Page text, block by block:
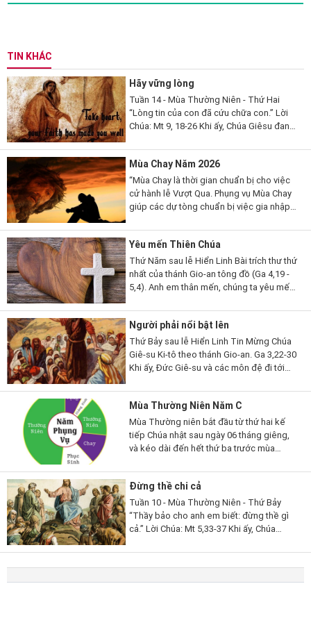
TIN KHÁC
Hãy vững lòng
Tuần 14 - Mùa Thường Niên - Thứ Hai
“Lòng tin của con đã cứu chữa con.” Lời
Chúa: Mt 9, 18-26 Khi ấy, Chúa Giêsu đang
mà thưa...
Mùa Chay Năm 2026
“Mùa Chay là thời gian chuẩn bị cho việc
cử hành lễ Vượt Qua. Phụng vụ Mùa Chay
giúp các dự tòng chuẩn bị việc gia nhập
Chay cũng là thời gian...
Yêu mến Thiên Chúa
Thứ Năm sau lễ Hiển Linh Bài trích thư thứ
nhất của thánh Gio-an tông đồ (Ga 4,19 -
5,4). Anh em thân mến, chúng ta yêu mến
chúng ta trước. Nếu...
Người phải nổi bật lên
Thứ Bảy sau lễ Hiển Linh Tin Mừng Chúa
Giê-su Ki-tô theo thánh Gio-an. Ga 3,22-30
Khi ấy, Đức Giê-su và các môn đệ đi tới
ông và làm phép rửa. Còn...
Mùa Thường Niên Năm C
Mùa Thường niên bắt đầu từ thứ hai kế
tiếp Chúa nhật sau ngày 06 tháng giêng,
và kéo dài đến hết thứ ba trước mùa
nhật lễ Hiện xuống và...
Đừng thề chi cả
Tuần 10 - Mùa Thường Niên - Thứ Bảy
“Thầy bảo cho anh em biết: đừng thề gì
cả.” Lời Chúa: Mt 5,33-37 Khi ấy, Chúa
con lại còn nghe dạy người...